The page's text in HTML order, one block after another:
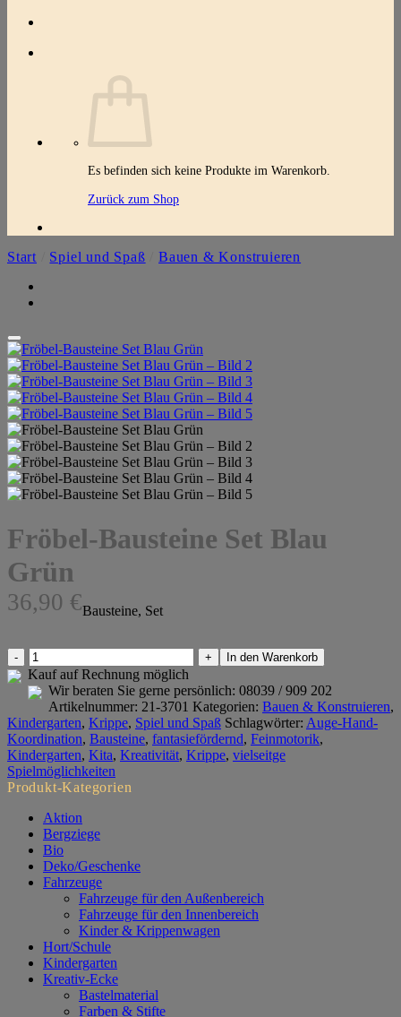
Es befinden sich keine Produkte im Warenkorb.
Zurück zum Shop
Start Spiel und Spaß Bauen & Konstruieren
Fröbel-Bausteine Set Blau
Grün
36,90 €Bausteine, Set
Fröbel-
Bausteine
Set
Blau
Grün
Menge
In den Warenkorb
Kauf auf Rechnung möglich
Wir beraten Sie gerne persönlich: 08039 / 909 202
Artikelnummer: 21-3701 Kategorien: Bauen & Konstruieren,
Kindergarten, Krippe, Spiel und Spaß Schlagwörter: Auge-Hand-
Koordination, Bausteine, fantasiefördernd, Feinmotorik,
Kindergarten, Kita, Kreativität, Krippe, vielseitge
Spielmöglichkeiten
Produkt-Kategorien
Aktion
Bergziege
Bio
Deko/Geschenke
Fahrzeuge
Fahrzeuge für den Außenbereich
Fahrzeuge für den Innenbereich
Kinder & Krippenwagen
Hort/Schule
Kindergarten
Kreativ-Ecke
Bastelmaterial
Farben & Stifte